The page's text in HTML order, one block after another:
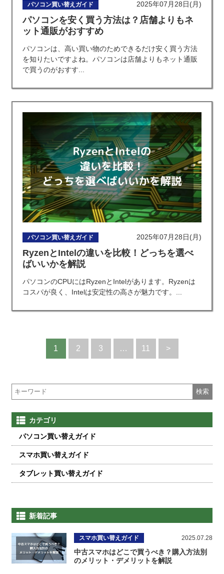
パソコン買い替えガイド 2025年07月28日(月)
パソコンを安く買う方法は？店舗よりもネ
ット通販がおすすめ
パソコンは、高い買い物のためできるだけ安く買う方法
を知りたいですよね。パソコンは店舗よりもネット通販
で買うのがおすす...
パソコン買い替えガイド 2025年07月28日(月)
RyzenとIntelの違いを比較！どっちを選べ
ばいいかを解説
パソコンのCPUにはRyzenとIntelがあります。Ryzenは
コスパが良く、Intelは安定性の高さが魅力です。...
1 2 3 … 11 >
検索
カテゴリ
パソコン買い替えガイド
スマホ買い替えガイド
タブレット買い替えガイド
新着記事
スマホ買い替えガイド 2025.07.28
中古スマホはどこで買うべき？購入方法別
のメリット・デメリットを解説